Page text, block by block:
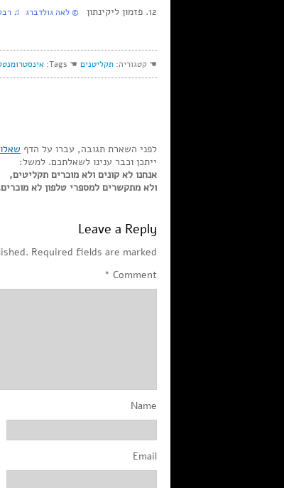
12. פזמון ליקינתון
© לאה גולדברג‏ ♫
☚ קטגוריה: תקליטנים ☚ Tags:
לפני השארת תגובה, עברו על הדף
ייתכן וכבר ענינו לשאלתכם. למשל:
אנחנו לא קונים ולא מוכרים תקליטים,
ולא מתקשרים למספרי טלפון לא
Leave a Reply
Required fields are marked
Comment
*
Name
Email